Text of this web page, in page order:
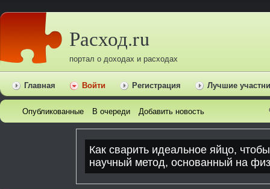
Расход.ru
портал о доходах и расходах
Главная Войти Регистрация Лучшие
Опубликованные В очереди Добавить новость